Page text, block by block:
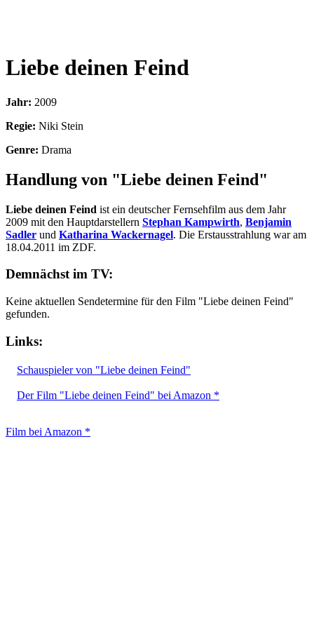
Liebe deinen Feind
Jahr: 2009
Regie: Niki Stein
Genre: Drama
Handlung von "Liebe deinen Feind"
Liebe deinen Feind ist ein deutscher Fernsehfilm aus dem Jahr
2009 mit den Hauptdarstellern Stephan Kampwirth, Benjamin
Sadler und Katharina Wackernagel. Die Erstausstrahlung war am
18.04.2011 im ZDF.
Demnächst im TV:
Keine aktuellen Sendetermine für den Film "Liebe deinen Feind"
gefunden.
Links:
Schauspieler von "Liebe deinen Feind"
Der Film "Liebe deinen Feind" bei Amazon *
Film bei Amazon *